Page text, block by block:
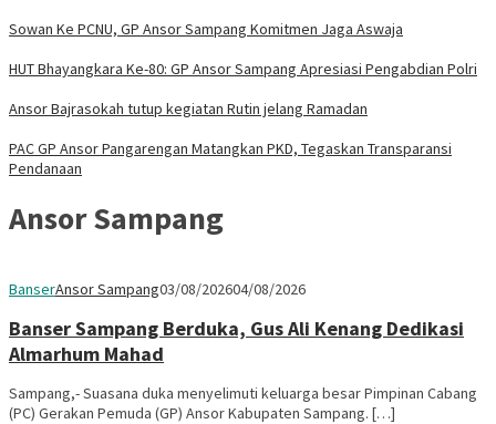
Sowan Ke PCNU, GP Ansor Sampang Komitmen Jaga Aswaja
HUT Bhayangkara Ke-80: GP Ansor Sampang Apresiasi Pengabdian Polri
Ansor Bajrasokah tutup kegiatan Rutin jelang Ramadan
PAC GP Ansor Pangarengan Matangkan PKD, Tegaskan Transparansi
Pendanaan
Ansor Sampang
BanserAnsor Sampang03/08/202604/08/2026
Banser Sampang Berduka, Gus Ali Kenang Dedikasi
Almarhum Mahad
Sampang,- Suasana duka menyelimuti keluarga besar Pimpinan Cabang
(PC) Gerakan Pemuda (GP) Ansor Kabupaten Sampang. […]